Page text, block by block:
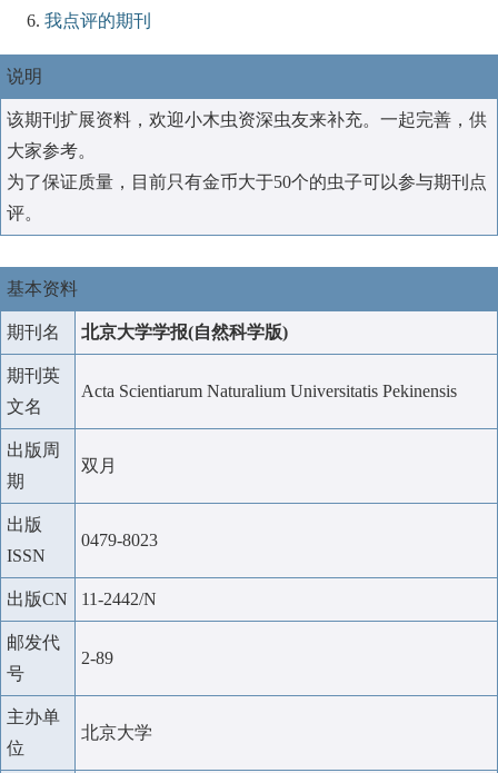
我点评的期刊
说明
该期刊扩展资料，欢迎小木虫资深虫友来补充。一起完善，供
大家参考。
为了保证质量，目前只有金币大于50个的虫子可以参与期刊点
评。
基本资料
期刊名 北京大学学报(自然科学版)
期刊英
文名
Acta Scientiarum Naturalium Universitatis Pekinensis
出版周
期
双月
出版
ISSN
0479-8023
出版CN 11-2442/N
邮发代
号
2-89
主办单
位
北京大学